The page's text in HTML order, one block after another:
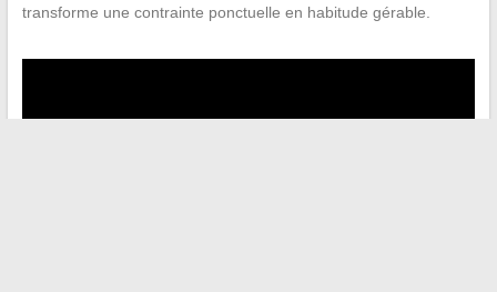
transforme une contrainte ponctuelle en habitude gérable.